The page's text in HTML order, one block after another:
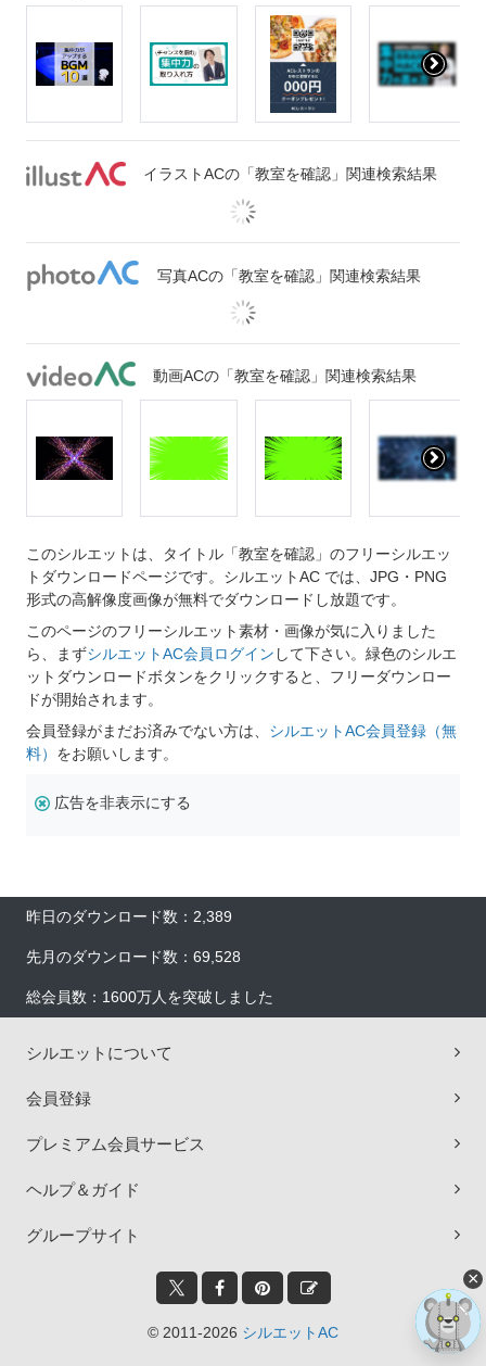
イラストACの「教室を確認」関連検索結果
写真ACの「教室を確認」関連検索結果
動画ACの「教室を確認」関連検索結果
このシルエットは、タイトル「教室を確認」のフリーシルエッ
トダウンロードページです。シルエットAC では、JPG・PNG
形式の高解像度画像が無料でダウンロードし放題です。
このページのフリーシルエット素材・画像が気に入りました
ら、まずシルエットAC会員ログイン して下さい。緑色のシルエ
ットダウンロードボタンをクリックすると、フリーダウンロー
ドが開始されます。
会員登録がまだお済みでない方は、 シルエットAC会員登録（無
料） をお願いします。
広告を非表示にする
昨日のダウンロード数：2,389
先月のダウンロード数：69,528
総会員数：1600万人を突破しました
シルエットについて
会員登録
プレミアム会員サービス
ヘルプ＆ガイド
グループサイト
© 2011-2026 シルエットAC
×